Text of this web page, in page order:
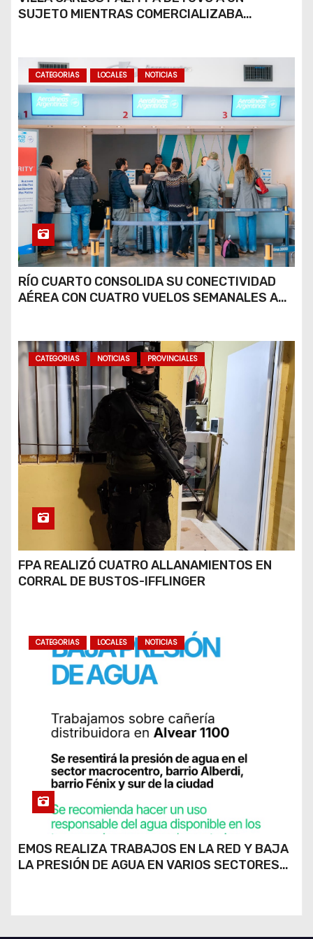
SUJETO MIENTRAS COMERCIALIZABA
CATEGORIAS LOCALES NOTICIAS
RÍO CUARTO CONSOLIDA SU CONECTIVIDAD
AÉREA CON CUATRO VUELOS SEMANALES A
CATEGORIAS NOTICIAS PROVINCIALES
FPA REALIZÓ CUATRO ALLANAMIENTOS EN
CORRAL DE BUSTOS-IFFLINGER
CATEGORIAS LOCALES NOTICIAS
EMOS REALIZA TRABAJOS EN LA RED Y BAJA
LA PRESIÓN DE AGUA EN VARIOS SECTORES